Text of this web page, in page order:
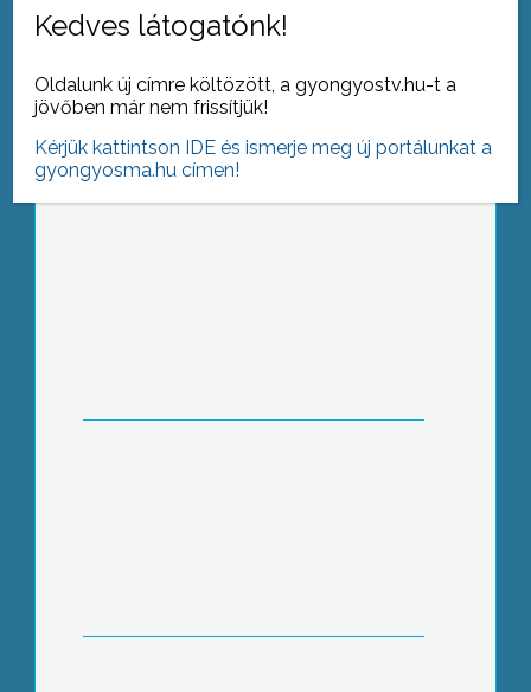
tulajdonosoknak nem kell lecserélni.
AZ AKTUÁLIS NAPI HÍREI
Etikai kódex
Bővülő létszám
Élmények a hadseregből
Kedves látogatónk!
Oldalunk új címre költözött, a gyongyostv.hu-t a
jövőben már nem frissítjük!
Kérjük kattintson IDE és ismerje meg új portálunkat a
gyongyosma.hu címen!